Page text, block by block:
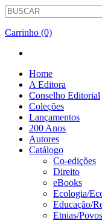
Carrinho (0)
Home
A Editora
Conselho Editorial
Coleções
Lançamentos
200 Anos
Autores
Catálogo
Co-edições
Direito
eBooks
Ecologia/
Educação/
Etnias/